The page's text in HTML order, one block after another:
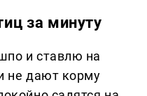
за минуту
и ставлю на
не дают корму